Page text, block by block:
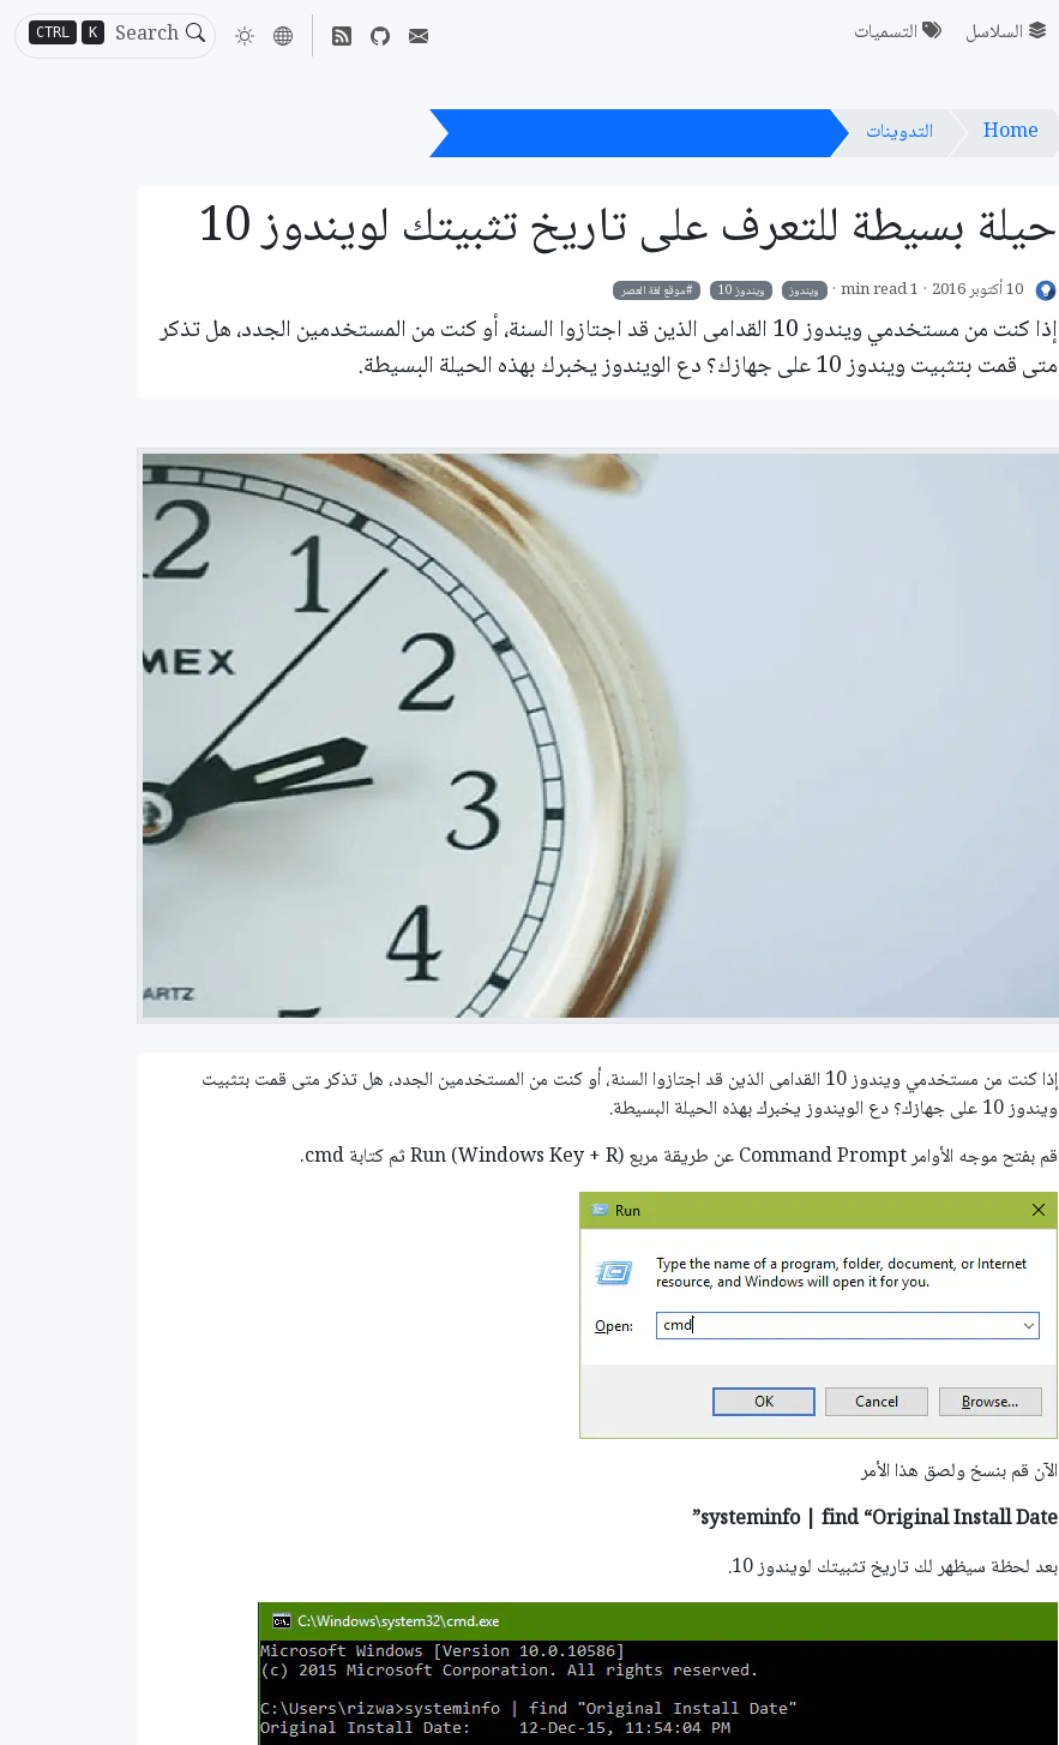
CTRL K السلاسل التسميات
Home التدوينات
حيلة بسيطة للتعرف على تاريخ تثبيتك لويندوز 10
10 أكتوبر 2016 1 min read ويندوز ويندوز 10 موقع لغة العصر
إذا كنت من مستخدمي ويندوز 10 القدامى الذين قد اجتازوا السنة، أو كنت من المستخدمين الجدد، هل تذكر
متى قمت بتثبيت ويندوز 10 على جهازك؟ دع الويندوز يخبرك بهذه الحيلة البسيطة.
إذا كنت من مستخدمي ويندوز 10 القدامى الذين قد اجتازوا السنة، أو كنت من المستخدمين الجدد، هل تذكر متى قمت بتثبيت
ويندوز 10 على جهازك؟ دع الويندوز يخبرك بهذه الحيلة البسيطة.
قم بفتح موجه الأوامر Command Prompt عن طريقة مربع Run (Windows Key + R) ثم كتابة cmd.
الآن قم بنسخ ولصق هذا الأمر
systeminfo | find “Original Install Date”
بعد لحظة سيظهر لك تاريخ تثبيتك لويندوز 10.
مهارات البحث على اﻹنترنت لطلاب العلم